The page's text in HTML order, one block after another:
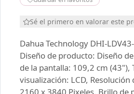
Sé el primero en valorar este
Dahua Technology DHI-
Diseño de producto: Diseño
de la pantalla: 109,2 cm (43"),
visualización: LCD, Resolución